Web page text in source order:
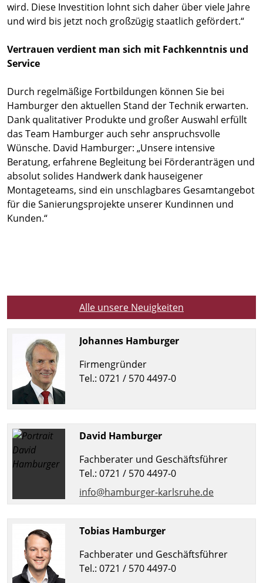
wird. Diese Investition lohnt sich daher über viele Jahre
und wird bis jetzt noch großzügig staatlich gefördert.“
Vertrauen verdient man sich mit Fachkenntnis und
Service
Durch regelmäßige Fortbildungen können Sie bei
Hamburger den aktuellen Stand der Technik erwarten.
Dank qualitativer Produkte und großer Auswahl erfüllt
das Team Hamburger auch sehr anspruchsvolle
Wünsche. David Hamburger: „Unsere intensive
Beratung, erfahrene Begleitung bei Förderanträgen und
absolut solides Handwerk dank hauseigener
Montageteams, sind ein unschlagbares Gesamtangebot
für die Sanierungsprojekte unserer Kundinnen und
Kunden.“
Alle unsere Neuigkeiten
Johannes Hamburger
Firmengründer
Tel.: 0721 / 570 4497-0
David Hamburger
Fachberater und Geschäftsführer
Tel.: 0721 / 570 4497-0
info@hamburger-karlsruhe.de
Tobias Hamburger
Fachberater und Geschäftsführer
Tel.: 0721 / 570 4497-0